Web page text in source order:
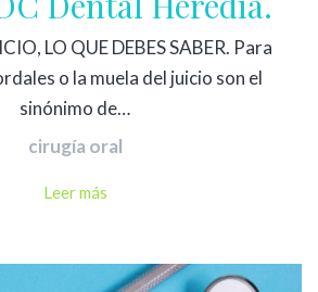
LO QUE DEBES SABER. Para
o la muela del juicio son el
sinónimo de…
cirugía oral
Leer más